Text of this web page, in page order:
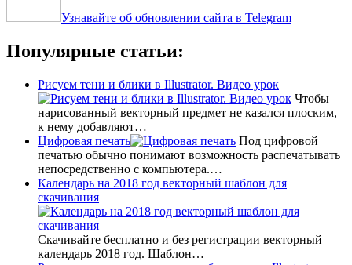
Узнавайте об обновлении сайта в Telegram
Популярные статьи:
Рисуем тени и блики в Illustrator. Видео урок
Чтобы
нарисованный векторный предмет не казался плоским,
к нему добавляют…
Цифровая печать
Под цифровой
печатью обычно понимают возможность распечатывать
непосредственно с компьютера.…
Календарь на 2018 год векторный шаблон для
скачивания
Скачивайте бесплатно и без регистрации векторный
календарь 2018 год. Шаблон…